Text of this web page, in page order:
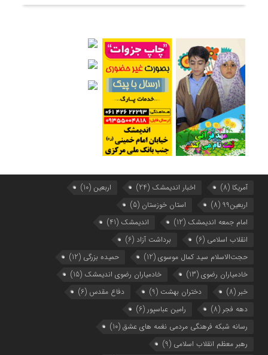
8 ماه قبل
8 ماه قبل
برگزاری رویداد ملی جامعه پرداز
آمریکا (8) اخبار اندیمشک (24) اربعین (10)
اربعین99
(8) استان خوزستان (5)
امام جمعه اندیمشک (12) اندیمشک (41)
انقلاب اسلامی (6) برداشت آزاد (6)
حجت‌الاسلام سید کمال موسوی (12) حمیده بزرگی (12)
خادمیاران رضوی (13) خادمیاران رضوی اندیمشک (15)
خبر (8) دختران بهشت (9) دفاع مقدس (6)
دهه فجر (8) رامین عباسپور (6)
رسانه شبکه فرهنگی مردمی نغمه های عشق (10)
رهبر معظم انقلاب اسلامی (9)